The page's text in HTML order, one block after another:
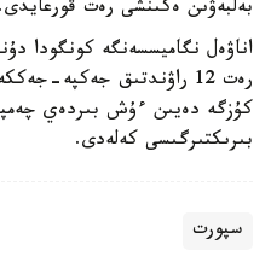
بەلبەۋىن ەكىنشى رەت قورعايدى.
اناۋەل نگاميسسەنگە كونگودا
رەت 12 راۋندتىق جەكپە-
كۇزگە دەيىن ءۇش بىردەي
بىرىكتىرگىسى كەلەدى.
سپورت